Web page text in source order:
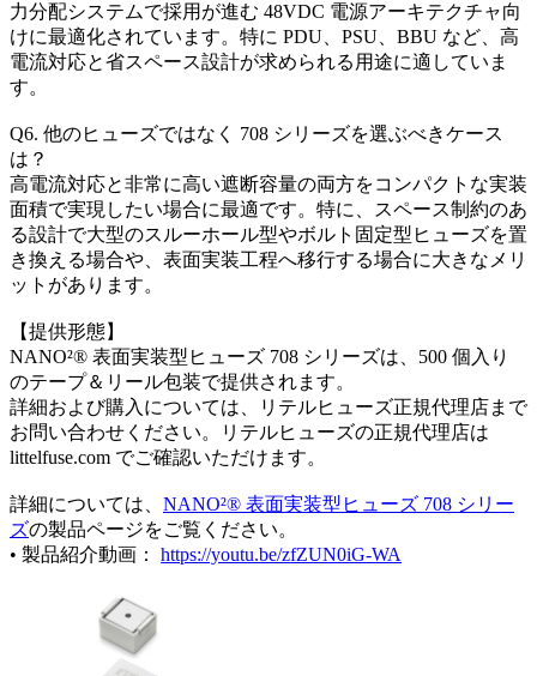
力分配システムで採用が進む 48VDC 電源アーキテクチャ向
けに最適化されています。特に PDU、PSU、BBU など、高
電流対応と省スペース設計が求められる用途に適していま
す。
Q6. 他のヒューズではなく 708 シリーズを選ぶべきケース
は？
高電流対応と非常に高い遮断容量の両方をコンパクトな実装
面積で実現したい場合に最適です。特に、スペース制約のあ
る設計で大型のスルーホール型やボルト固定型ヒューズを置
き換える場合や、表面実装工程へ移行する場合に大きなメリ
ットがあります。
【提供形態】
NANO²® 表面実装型ヒューズ 708 シリーズは、500 個入り
のテープ＆リール包装で提供されます。
詳細および購入については、リテルヒューズ正規代理店まで
お問い合わせください。リテルヒューズの正規代理店は
littelfuse.com でご確認いただけます。
詳細については、 NANO²® 表面実装型ヒューズ 708 シリー
ズの製品ページをご覧ください。
• 製品紹介動画： https://youtu.be/zfZUN0iG-WA